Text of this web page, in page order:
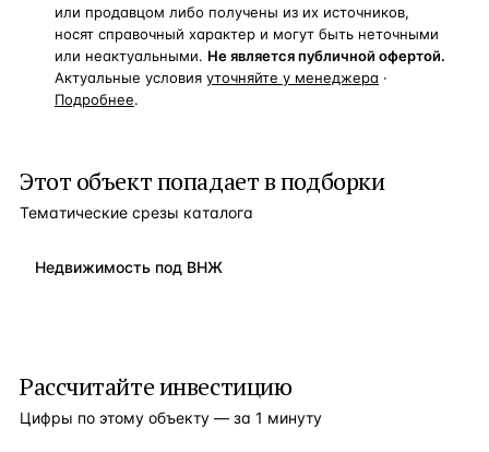
или продавцом либо получены из их источников,
носят справочный характер и могут быть неточными
или неактуальными. Не является публичной офертой.
Актуальные условия уточняйте у менеджера ·
Подробнее.
Этот объект попадает в подборки
Тематические срезы каталога
Недвижимость под ВНЖ
Рассчитайте инвестицию
Цифры по этому объекту — за 1 минуту